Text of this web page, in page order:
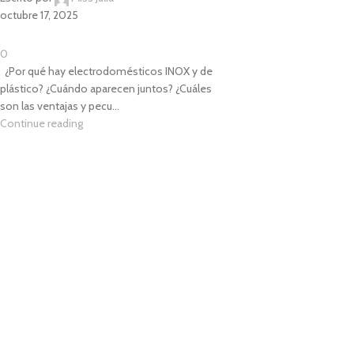
octubre 17, 2025
0
¿Por qué hay electrodomésticos INOX y de
plástico? ¿Cuándo aparecen juntos? ¿Cuáles
son las ventajas y pecu...
Continue reading